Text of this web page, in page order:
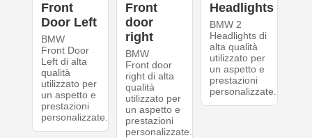
Front
Door Left
BMW
Front Door
Left di alta
qualità
utilizzato per
un aspetto e
prestazioni
personalizzate.
Front
door
right
BMW
Front door
right di alta
qualità
utilizzato per
un aspetto e
prestazioni
personalizzate.
Headlights
BMW 2
Headlights di
alta qualità
utilizzato per
un aspetto e
prestazioni
personalizzate.